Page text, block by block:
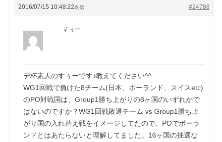
2016/07/15 10:48:22 #24788
返信
すぅー
デ杯素人のすぅーです♪教えてください^^
WG1回戦で負けた8チーム(日本、ポーランド、スイスetc)
のPO対戦国は、Group1勝ち上がりの8ヶ国のいずれかで
はないのですか？WG1回戦敗退チーム vs Group1勝ち上
がり国の入れ替え戦をイメージしてたので、POでポーラ
ンドとはあたらないと理解してました。16ヶ国の抽選な